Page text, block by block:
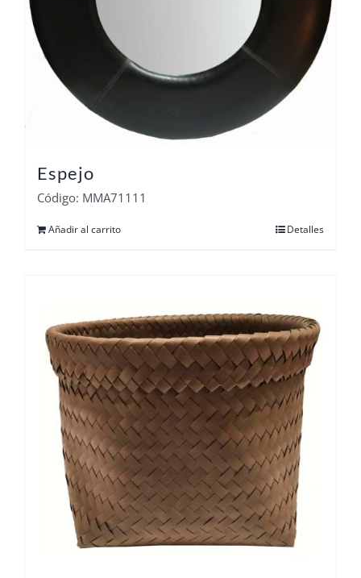
Espejo
Código: MMA71111
Añadir al carrito Detalles